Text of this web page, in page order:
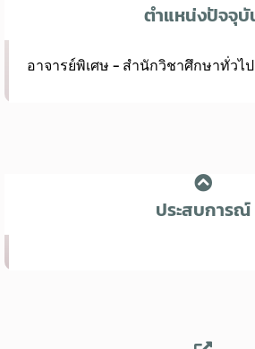
ตำแหน่งปัจจุบั
อาจารย์พิเศษ - สำนักวิชาศึกษาทั่วไ
ประสบการณ์